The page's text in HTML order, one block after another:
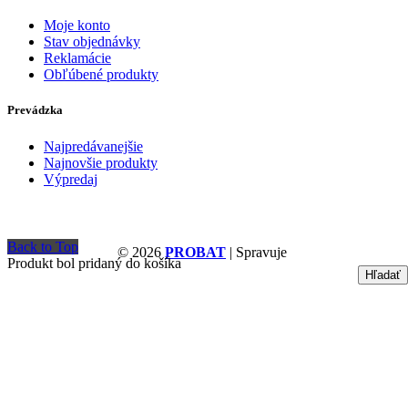
Moje konto
Stav objednávky
Reklamácie
Obľúbené produkty
Prevádzka
Najpredávanejšie
Najnovšie produkty
Výpredaj
© 2026 PROBAT | Spravuje
Back to Top
Produkt bol pridaný do košíka